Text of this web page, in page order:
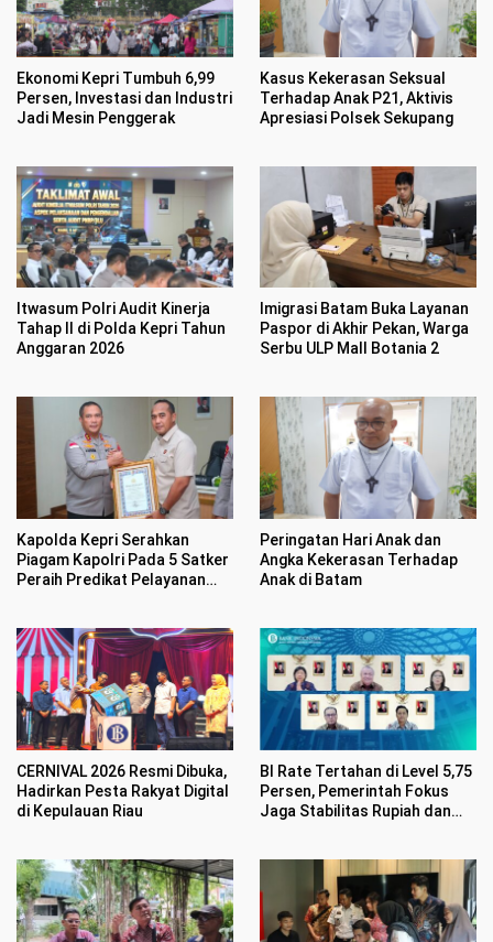
Ekonomi Kepri Tumbuh 6,99
Persen, Investasi dan Industri
Jadi Mesin Penggerak
Kasus Kekerasan Seksual
Terhadap Anak P21, Aktivis
Apresiasi Polsek Sekupang
Itwasum Polri Audit Kinerja
Tahap II di Polda Kepri Tahun
Anggaran 2026
Imigrasi Batam Buka Layanan
Paspor di Akhir Pekan, Warga
Serbu ULP Mall Botania 2
Kapolda Kepri Serahkan
Piagam Kapolri Pada 5 Satker
Peraih Predikat Pelayanan
Peringatan Hari Anak dan
Angka Kekerasan Terhadap
Anak di Batam
CERNIVAL 2026 Resmi Dibuka,
Hadirkan Pesta Rakyat Digital
di Kepulauan Riau
BI Rate Tertahan di Level 5,75
Persen, Pemerintah Fokus
Jaga Stabilitas Rupiah dan